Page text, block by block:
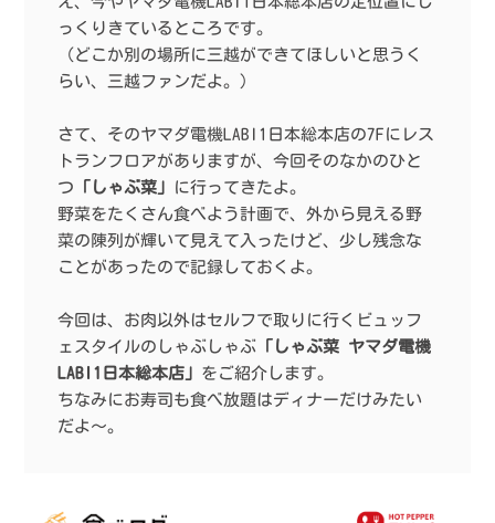
っくりきているところです。
（どこか別の場所に三越ができてほしいと思うく
らい、三越ファンだよ。）
さて、そのヤマダ電機LABI1日本総本店の7Fにレス
トランフロアがありますが、今回そのなかのひと
つ 「しゃぶ菜」
に行ってきたよ。
野菜をたくさん食べよう計画で、外から見える野
菜の陳列が輝いて見えて入ったけど、少し残念な
ことがあったので記録しておくよ。
今回は、お肉以外はセルフで取りに行くビュッフ
ェスタイルのしゃぶしゃぶ 「しゃぶ菜 ヤマダ電機
LABI1日本総本店」 をご紹介します。
ちなみにお寿司も食べ放題はディナーだけみたい
だよ〜。